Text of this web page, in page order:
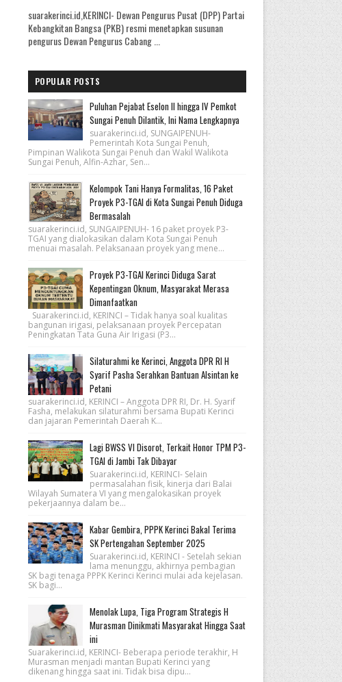
suarakerinci.id,KERINCI- Dewan Pengurus Pusat (DPP) Partai
Kebangkitan Bangsa (PKB) resmi menetapkan susunan
pengurus Dewan Pengurus Cabang ...
POPULAR POSTS
Puluhan Pejabat Eselon II hingga IV Pemkot
Sungai Penuh Dilantik, Ini Nama Lengkapnya
suarakerinci.id, SUNGAIPENUH-
Pemerintah Kota Sungai Penuh,
Pimpinan Walikota Sungai Penuh dan Wakil Walikota
Sungai Penuh, Alfin-Azhar, Sen...
Kelompok Tani Hanya Formalitas, 16 Paket
Proyek P3-TGAI di Kota Sungai Penuh Diduga
Bermasalah
suarakerinci.id, SUNGAIPENUH- 16 paket proyek P3-
TGAI yang dialokasikan dalam Kota Sungai Penuh
menuai masalah. Pelaksanaan proyek yang mene...
Proyek P3-TGAI Kerinci Diduga Sarat
Kepentingan Oknum, Masyarakat Merasa
Dimanfaatkan
Suarakerinci.id, KERINCI – Tidak hanya soal kualitas
bangunan irigasi, pelaksanaan proyek Percepatan
Peningkatan Tata Guna Air Irigasi (P3...
Silaturahmi ke Kerinci, Anggota DPR RI H
Syarif Pasha Serahkan Bantuan Alsintan ke
Petani
suarakerinci.id, KERINCI – Anggota DPR RI, Dr. H. Syarif
Fasha, melakukan silaturahmi bersama Bupati Kerinci
dan jajaran Pemerintah Daerah K...
Lagi BWSS VI Disorot, Terkait Honor TPM P3-
TGAI di Jambi Tak Dibayar
Suarakerinci.id, KERINCI- Selain
permasalahan fisik, kinerja dari Balai
Wilayah Sumatera VI yang mengalokasikan proyek
pekerjaannya dalam be...
Kabar Gembira, PPPK Kerinci Bakal Terima
SK Pertengahan September 2025
Suarakerinci.id, KERINCI - Setelah sekian
lama menunggu, akhirnya pembagian
SK bagi tenaga PPPK Kerinci Kerinci mulai ada kejelasan.
SK bagi...
Menolak Lupa, Tiga Program Strategis H
Murasman Dinikmati Masyarakat Hingga Saat
ini
Suarakerinci.id, KERINCI- Beberapa periode terakhir, H
Murasman menjadi mantan Bupati Kerinci yang
dikenang hingga saat ini. Tidak bisa dipu...